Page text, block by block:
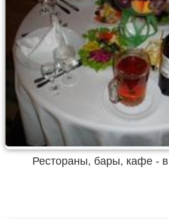
Рестораны, бары, кафе -